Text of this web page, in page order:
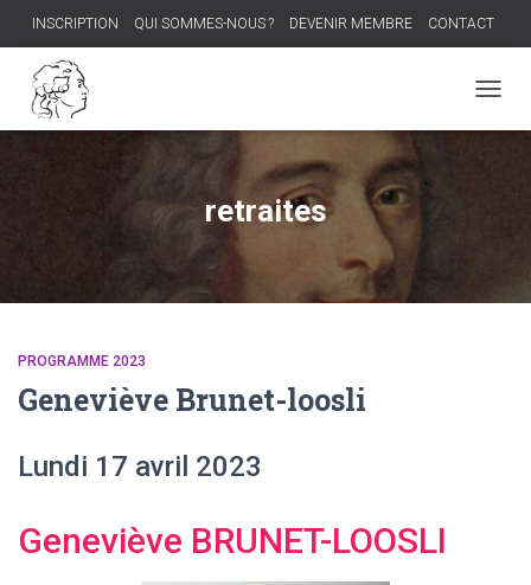
INSCRIPTION QUI SOMMES-NOUS ? DEVENIR MEMBRE CONTACT
LA
retraites
PROGRAMME 2023
Geneviève Brunet-loosli
Lundi 17 avril 2023
Geneviève BRUNET-LOOSLI